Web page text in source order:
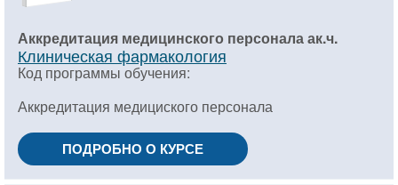
Аккредитация медицинского персонала ак.ч.
Клиническая фармакология
Код программы обучения:
Аккредитация медициского персонала
ПОДРОБНО О КУРСЕ